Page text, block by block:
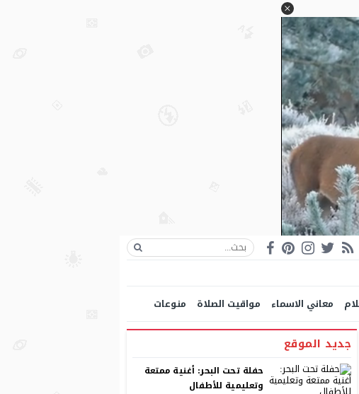
معاني الاسماء مواقيت الصلاة
منوعات
جديد الموقع
حفلة تحت البحر: أغنية ممتعة
وتعليمية للأطفال